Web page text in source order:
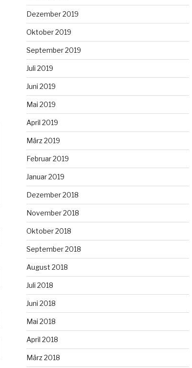
Dezember 2019
Oktober 2019
September 2019
Juli 2019
Juni 2019
Mai 2019
April 2019
März 2019
Februar 2019
Januar 2019
Dezember 2018
November 2018
Oktober 2018
September 2018
August 2018
Juli 2018
Juni 2018
Mai 2018
April 2018
März 2018